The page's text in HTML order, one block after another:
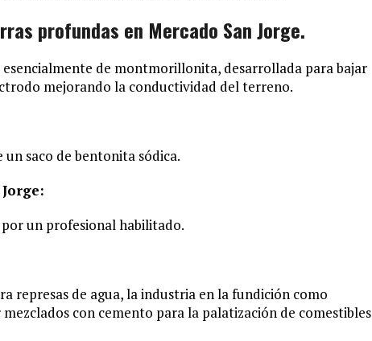
profundas en Mercado San Jorge.
de montmorillonita, desarrollada para bajar
mejorando la conductividad del terreno.
saco de bentonita sódica.
un profesional habilitado.
represas de agua, la industria en la fundición como
con cemento para la palatización de comestibles